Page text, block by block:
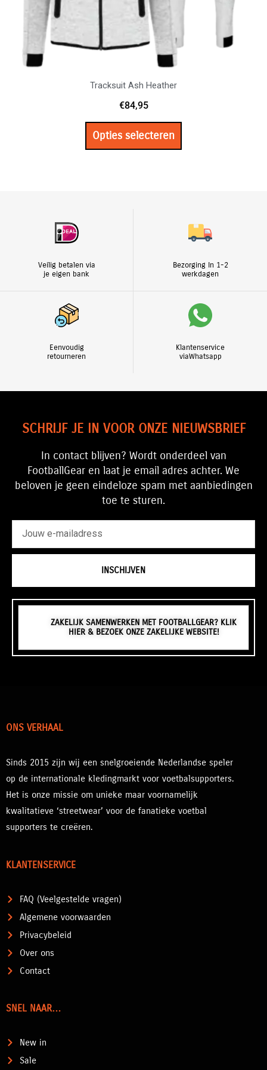
Tracksuit Ash Heather
€84,95
Opties selecteren
productpagina
Veilig betalen via
je eigen bank
Bezorging In 1-2
werkdagen
Eenvoudig
retourneren
Klantenservice
viaWhatsapp
SCHRIJF JE IN VOOR ONZE NIEUWSBRIEF
In contact blijven? Wordt onderdeel van
FootballGear en laat je email adres achter. We
beloven je geen eindeloze spam met aanbiedingen
toe te sturen.
emailadres
INSCHIJVEN
ZAKELIJK SAMENWERKEN MET FOOTBALLGEAR? KLIK
HIER & BEZOEK ONZE ZAKELIJKE WEBSITE!
ONS VERHAAL
Sinds 2015 zijn wij een snelgroeiende Nederlandse speler
op de internationale kledingmarkt voor voetbalsupporters.
Het is onze missie om unieke maar voornamelijk
kwalitatieve ‘streetwear’ voor de fanatieke voetbal
supporters te creëren.
KLANTENSERVICE
FAQ (Veelgestelde vragen)
Algemene voorwaarden
Privacybeleid
Over ons
Contact
SNEL NAAR…
New in
Sale